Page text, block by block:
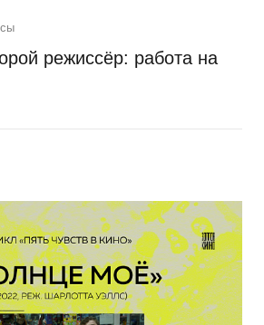
режиссёр: работа на